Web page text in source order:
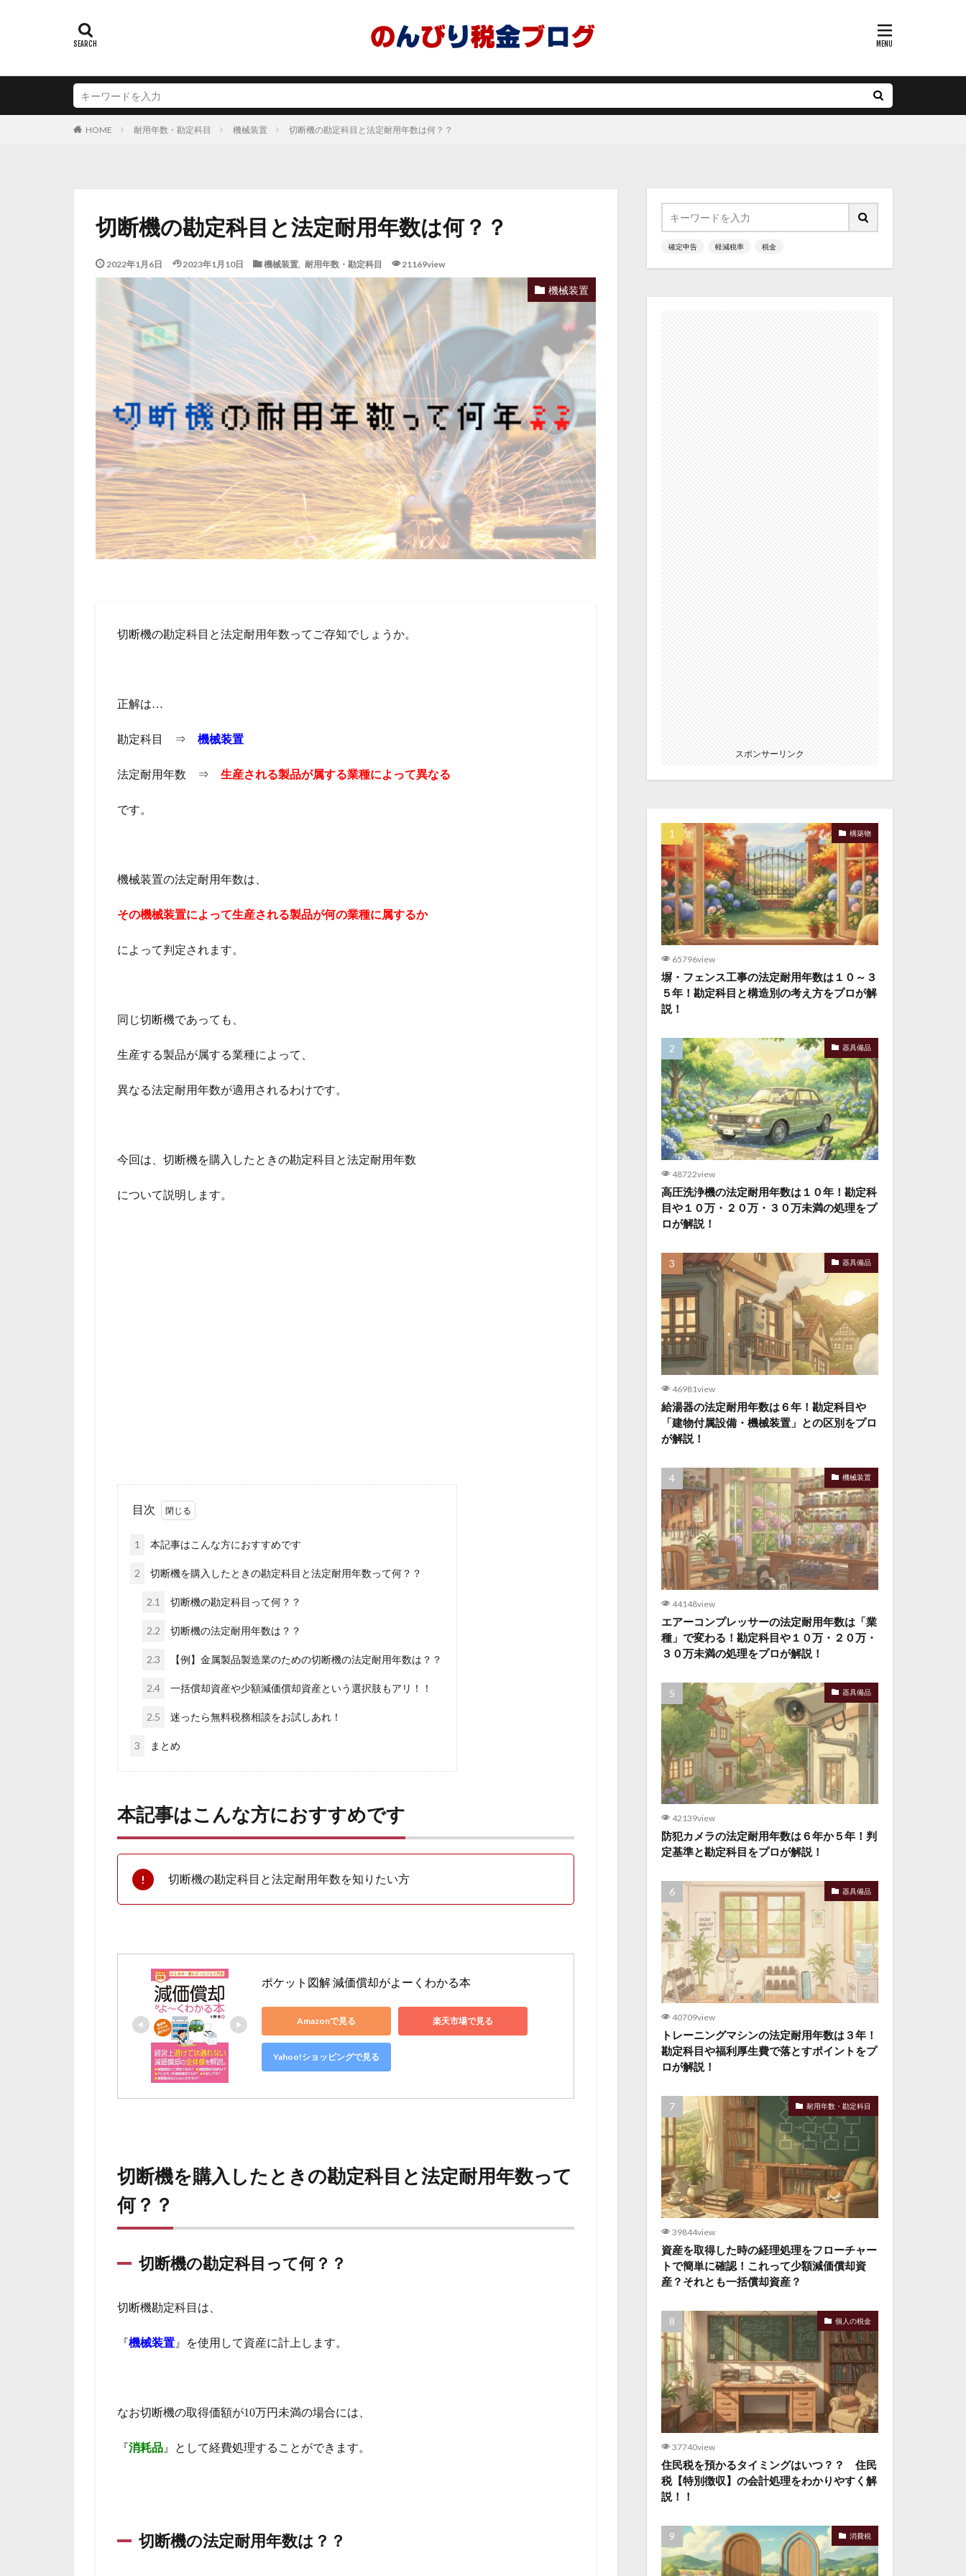
HOME 耐用年数・勘定科目 機械装置 切断機の勘定科目と法定耐用年数は何？？
切断機の勘定科目と法定耐用年数は何？？
2022年1月6日 2023年1月10日 機械装置, 耐用年数・勘定科目 21169view
機械装置
切断機の勘定科目と法定耐用年数ってご存知でしょうか。
正解は…
勘定科目 ⇒ 機械装置
法定耐用年数 ⇒ 生産される製品が属する業種によって異なる
です。
機械装置の法定耐用年数は、
その機械装置によって生産される製品が何の業種に属するか
によって判定されます。
同じ切断機であっても、
生産する製品が属する業種によって、
異なる法定耐用年数が適用されるわけです。
今回は、切断機を購入したときの勘定科目と法定耐用年数
について説明します。
目次
1 本記事はこんな方におすすめです
2 切断機を購入したときの勘定科目と法定耐用年数って何？？
2.1 切断機の勘定科目って何？？
2.2 切断機の法定耐用年数は？？
2.3 【例】金属製品製造業のための切断機の法定耐用年数は？？
2.4 一括償却資産や少額減価償却資産という選択肢もアリ！！
2.5 迷ったら無料税務相談をお試しあれ！
3 まとめ
本記事はこんな方におすすめです
切断機の勘定科目と法定耐用年数を知りたい方
ポケット図解 減価償却がよーくわかる本
Amazonで見る 楽天市場で見る
Yahoo!ショッピングで見る
切断機を購入したときの勘定科目と法定耐用年数って
何？？
切断機の勘定科目って何？？
切断機勘定科目は、
『機械装置 』を使用して資産に計上します。
なお切断機の取得価額が10万円未満の場合には、
『消耗品 』として経費処理することができます。
切断機の法定耐用年数は？？
確定申告 軽減税率 税金
スポンサーリンク
構築物
65796view
塀・フェンス工事の法定耐用年数は１０～３
５年！勘定科目と構造別の考え方をプロが解
説！
器具備品
48722view
高圧洗浄機の法定耐用年数は１０年！勘定科
目や１０万・２０万・３０万未満の処理をプ
ロが解説！
器具備品
46981view
給湯器の法定耐用年数は６年！勘定科目や
「建物付属設備・機械装置」との区別をプロ
が解説！
機械装置
44148view
エアーコンプレッサーの法定耐用年数は「業
種」で変わる！勘定科目や１０万・２０万・
３０万未満の処理をプロが解説！
器具備品
42139view
防犯カメラの法定耐用年数は６年か５年！判
定基準と勘定科目をプロが解説！
器具備品
40709view
トレーニングマシンの法定耐用年数は３年！
勘定科目や福利厚生費で落とすポイントをプ
ロが解説！
耐用年数・勘定科目
39844view
資産を取得した時の経理処理をフローチャー
トで簡単に確認！これって少額減価償却資
産？それとも一括償却資産？
個人の税金
37740view
住民税を預かるタイミングはいつ？？ 住民
税【特別徴収】の会計処理をわかりやすく解
説！！
消費税